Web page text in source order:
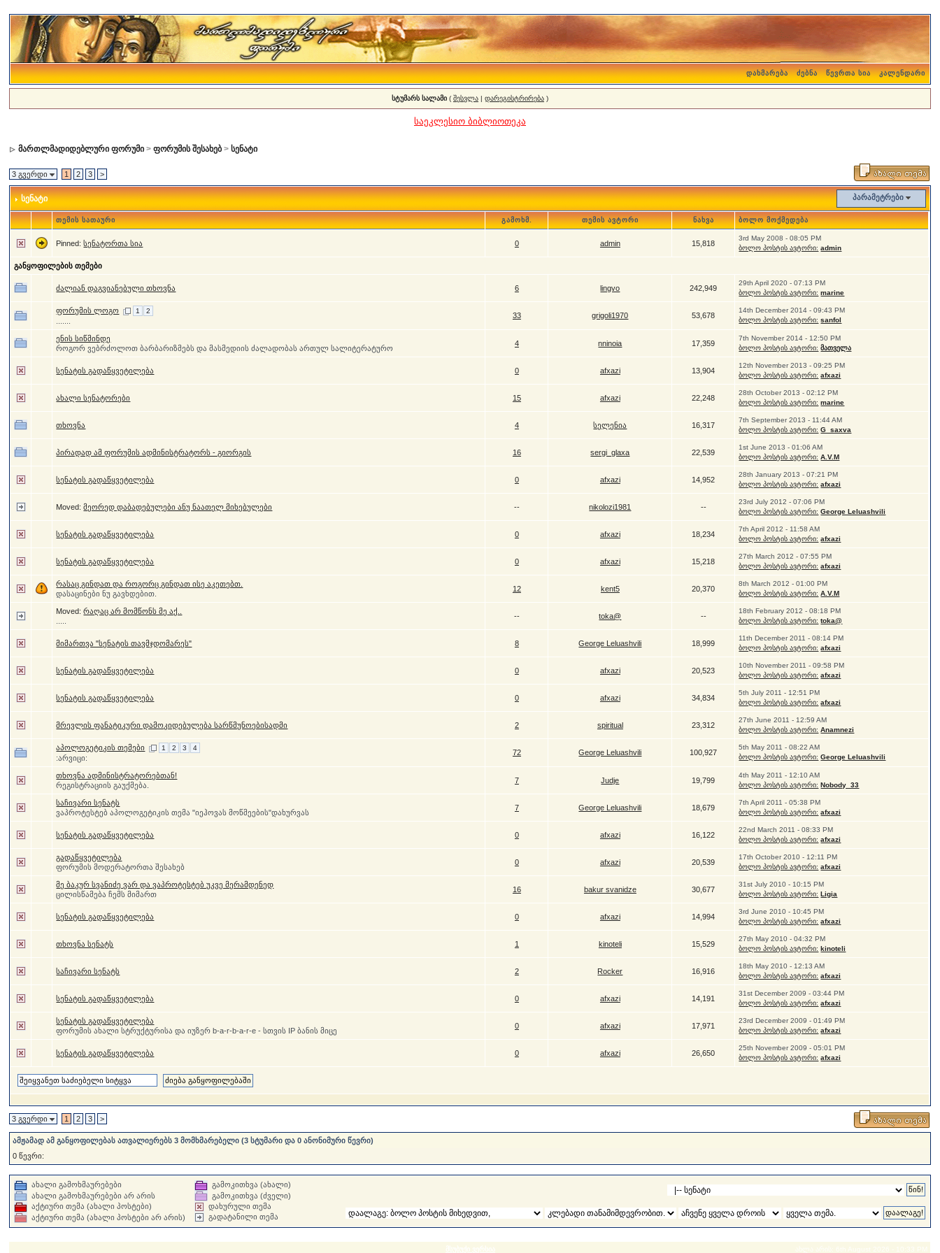
დახმარება ძებნა წევრთა სია კალენდარი
სტუმარს სალამი( შესვლა| დარეგისტრირება)
საეკლესიო ბიბლიოთეკა
მართლმადიდებლური ფორუმი >ფორუმის შესახებ >სენატი
3 გვერდი 1 2 3 >
სენატი პარამეტრები
თემის სათაური გამოხმ. თემის ავტორი ნახვა ბოლო მოქმედება
Pinned:სენატორთა სია 0 admin 15,818
3rd May 2008 - 08:05 PM
ბოლო პოსტის ავტორი: admin
განყოფილების თემები
ძალიან დაგვიანებული თხოვნა 6 lingvo 242,949
29th April 2020 - 07:13 PM
ბოლო პოსტის ავტორი: marine
ფორუმის ლოგო 1 2
33 grigoli1970 53,678
14th December 2014 - 09:43 PM
ბოლო პოსტის ავტორი: sanfol
ენის სიწმინდე
როგორ ვებრძოლოთ ბარბარიზმებს და მასმედიის ძალადობას ართულ სალიტერატურო
4 nninoia 17,359
7th November 2014 - 12:50 PM
ბოლო პოსტის ავტორი: მათველა
სენატის გადაწყვეტილება 0 afxazi 13,904
12th November 2013 - 09:25 PM
ბოლო პოსტის ავტორი: afxazi
ახალი სენატორები 15 afxazi 22,248
28th October 2013 - 02:12 PM
ბოლო პოსტის ავტორი: marine
თხოვნა 4 სელენია 16,317
7th September 2013 - 11:44 AM
ბოლო პოსტის ავტორი: G_saxva
პირადად ამ ფორუმის ადმინისტრატორს - გიორგის 16 sergi_glaxa 22,539
1st June 2013 - 01:06 AM
ბოლო პოსტის ავტორი: A.V.M
სენატის გადაწყვეტილება 0 afxazi 14,952
28th January 2013 - 07:21 PM
ბოლო პოსტის ავტორი: afxazi
Moved:მეორედ დაბადებულები ანუ ნაათელ მიხებულები -- nikolozi1981 --
23rd July 2012 - 07:06 PM
ბოლო პოსტის ავტორი: George Leluashvili
სენატის გადაწყვეტილება 0 afxazi 18,234
7th April 2012 - 11:58 AM
ბოლო პოსტის ავტორი: afxazi
სენატის გადაწყვეტილება 0 afxazi 15,218
27th March 2012 - 07:55 PM
ბოლო პოსტის ავტორი: afxazi
რასაც გინდათ და როგორც გინდათ ისე აკეთებთ.
დასაცინები ნუ გავხდებით.
12 kent5 20,370
8th March 2012 - 01:00 PM
ბოლო პოსტის ავტორი: A.V.M
Moved:რაღაც არ მომწონს მე აქ..
-- toka@ --
18th February 2012 - 08:18 PM
ბოლო პოსტის ავტორი: toka@
მიმართვა "სენატის თავმჯდომარეს" 8 George Leluashvili 18,999
11th December 2011 - 08:14 PM
ბოლო პოსტის ავტორი: afxazi
სენატის გადაწყვეტილება 0 afxazi 20,523
10th November 2011 - 09:58 PM
ბოლო პოსტის ავტორი: afxazi
სენატის გადაწყვეტილება 0 afxazi 34,834
5th July 2011 - 12:51 PM
ბოლო პოსტის ავტორი: afxazi
მრევლის ფანატიკური დამოკიდებულება სარწმუნოებისადმი 2 spiritual 23,312
27th June 2011 - 12:59 AM
ბოლო პოსტის ავტორი: Anamnezi
აპოლოგეტიკის თემები 1 2 3 4
:არვიცი:
72 George Leluashvili 100,927
5th May 2011 - 08:22 AM
ბოლო პოსტის ავტორი: George Leluashvili
თხოვნა ადმინისტრატორებთან!
რეგისტრაციის გაუქმება.
7 Judje 19,799
4th May 2011 - 12:10 AM
ბოლო პოსტის ავტორი: Nobody_33
საჩივარი სენატს
ვაპროტესტებ აპოლოგეტიკის თემა "იეჰოვას მოწმეების"დახურვას
7 George Leluashvili 18,679
7th April 2011 - 05:38 PM
ბოლო პოსტის ავტორი: afxazi
სენატის გადაწყვეტილება 0 afxazi 16,122
22nd March 2011 - 08:33 PM
ბოლო პოსტის ავტორი: afxazi
გადაწყვეტილება
ფორუმის მოდერატორთა შესახებ
0 afxazi 20,539
17th October 2010 - 12:11 PM
ბოლო პოსტის ავტორი: afxazi
მე ბაკურ სვანიძე ვარ და ვაპროტესტებ უკვე მერამდენედ
ცილისწამება ჩემს მიმართ
16 bakur svanidze 30,677
31st July 2010 - 10:15 PM
ბოლო პოსტის ავტორი: Ligia
სენატის გადაწყვეტილება 0 afxazi 14,994
3rd June 2010 - 10:45 PM
ბოლო პოსტის ავტორი: afxazi
თხოვნა სენატს 1 kinoteli 15,529
27th May 2010 - 04:32 PM
ბოლო პოსტის ავტორი: kinoteli
საჩივარი სენატს 2 Rocker 16,916
18th May 2010 - 12:13 AM
ბოლო პოსტის ავტორი: afxazi
სენატის გადაწყვეტილება 0 afxazi 14,191
31st December 2009 - 03:44 PM
ბოლო პოსტის ავტორი: afxazi
სენატის გადაწყვეტილება
ფორუმის ახალი სტრუქტურისა და იუზერ b-a-r-b-a-r-e - სთვის IP ბანის მიცე
0 afxazi 17,971
23rd December 2009 - 01:49 PM
ბოლო პოსტის ავტორი: afxazi
სენატის გადაწყვეტილება 0 afxazi 26,650
25th November 2009 - 05:01 PM
ბოლო პოსტის ავტორი: afxazi
3 გვერდი 1 2 3 >
ამჟამად ამ განყოფილებას ათვალიერებს 3 მომხმარებელი (3 სტუმარი და 0 ანონიმური წევრი)
0 წევრი:
ახალი გამოხმაურებები
ახალი გამოხმაურებები არ არის
აქტიური თემა (ახალი პოსტები)
აქტიური თემა (ახალი პოსტები არ არის)
გამოკითხვა (ახალი)
გამოკითხვა (ძველი)
დახურული თემა
გადატანილი თემა
მსუბუქი ვერსია ახლა არის: 6th August 2026 - 10:33 PM